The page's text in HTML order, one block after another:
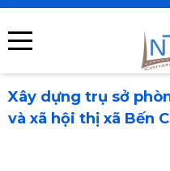
Xây dựng trụ sở
và xã hội thị xã Bến